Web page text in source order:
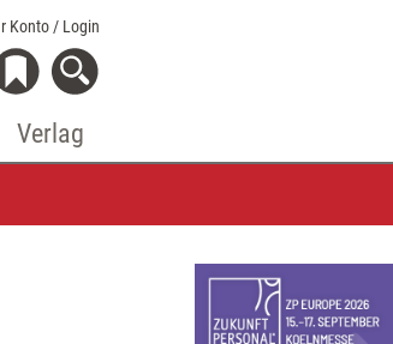
Konto / Login
Verlag